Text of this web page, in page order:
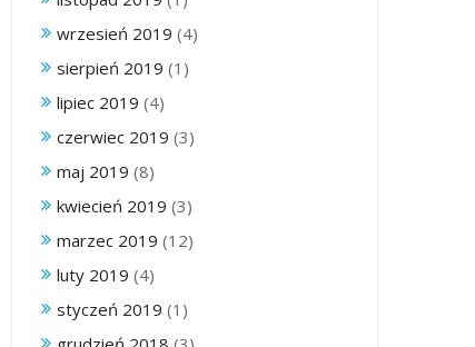
wrzesień 2019 (4)
sierpień 2019 (1)
lipiec 2019 (4)
czerwiec 2019 (3)
maj 2019 (8)
kwiecień 2019 (3)
marzec 2019 (12)
luty 2019 (4)
styczeń 2019 (1)